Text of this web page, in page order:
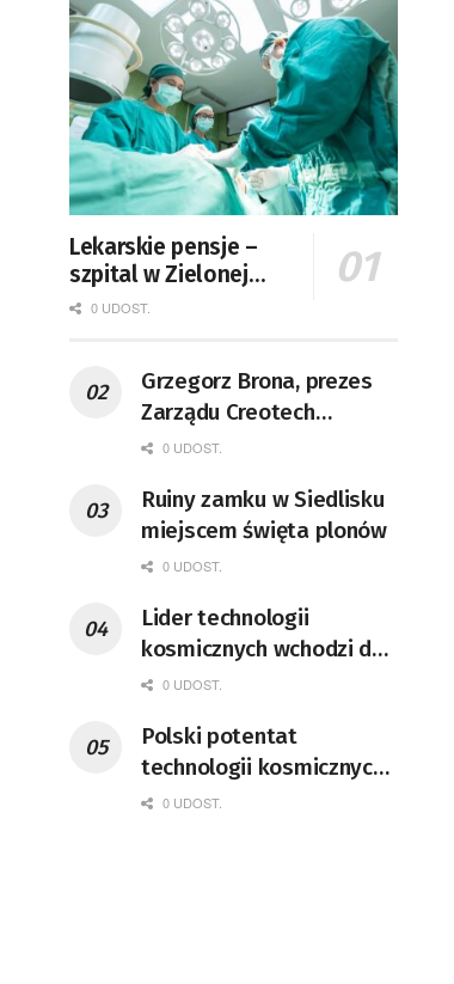
Lekarskie pensje –
szpital w Zielonej
Górze podaje dane
0 UDOST.
Grzegorz Brona, prezes
Zarządu Creotech
Instruments S.A. Fizyk,
pracownik CERN w
Genewie, przedsiębiorca i
nauczyciel akademicki,
fizycznych, koordynator
Rady Sektorowej ds.
Kompetencji Przemysłu
Lotniczo-Kosmicznego
oraz członek Komitetu
Badań Kosmicznych i
Satelitarnych PAN.
0 UDOST.
Ruiny zamku w Siedlisku
miejscem święta plonów
0 UDOST.
Lider technologii
kosmicznych wchodzi do
Lubuskiego
0 UDOST.
Polski potentat
technologii kosmicznych
wprowadzi się do Zielonej
0 UDOST.